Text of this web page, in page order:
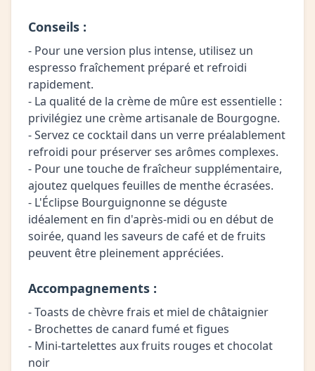
Conseils :
- Pour une version plus intense, utilisez un
espresso fraîchement préparé et refroidi
rapidement.
- La qualité de la crème de mûre est essentielle :
privilégiez une crème artisanale de Bourgogne.
- Servez ce cocktail dans un verre préalablement
refroidi pour préserver ses arômes complexes.
- Pour une touche de fraîcheur supplémentaire,
ajoutez quelques feuilles de menthe écrasées.
- L'Éclipse Bourguignonne se déguste
idéalement en fin d'après-midi ou en début de
soirée, quand les saveurs de café et de fruits
peuvent être pleinement appréciées.
Accompagnements :
- Toasts de chèvre frais et miel de châtaignier
- Brochettes de canard fumé et figues
- Mini-tartelettes aux fruits rouges et chocolat
noir